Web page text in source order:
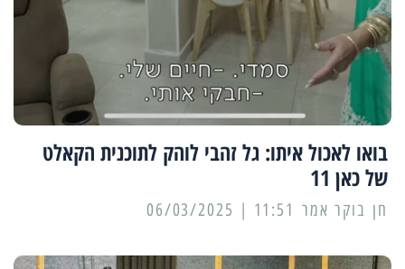
בואו לאכול איתו: גל זהבי לוהק לתוכנית הקאלט
של כאן 11
11:51 | 06/03/2025